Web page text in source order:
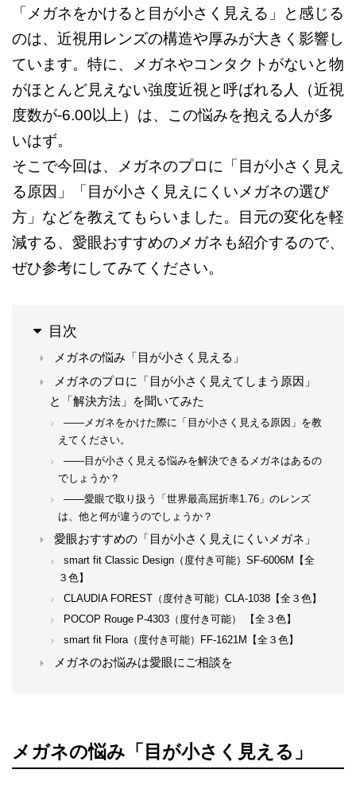
「メガネをかけると目が小さく見える」と感じる
のは、近視用レンズの構造や厚みが大きく影響し
ています。特に、メガネやコンタクトがないと物
がほとんど見えない強度近視と呼ばれる人（近視
度数が-6.00以上）は、この悩みを抱える人が多
いはず。
そこで今回は、メガネのプロに「目が小さく見え
る原因」「目が小さく見えにくいメガネの選び
方」などを教えてもらいました。目元の変化を軽
減する、愛眼おすすめのメガネも紹介するので、
ぜひ参考にしてみてください。
目次
メガネの悩み「目が小さく見える」
メガネのプロに「目が小さく見えてしまう原因」
と「解決方法」を聞いてみた
—―メガネをかけた際に「目が小さく見える原因」を教
えてください。
—―目が小さく見える悩みを解決できるメガネはあるの
でしょうか？
—―愛眼で取り扱う「世界最高屈折率1.76」のレンズ
は、他と何が違うのでしょうか？
愛眼おすすめの「目が小さく見えにくいメガネ」
smart fit Classic Design（度付き可能）SF-6006M【全
３色】
CLAUDIA FOREST（度付き可能）CLA-1038【全３色】
POCOP Rouge P-4303（度付き可能） 【全３色】
smart fit Flora（度付き可能）FF-1621M【全３色】
メガネのお悩みは愛眼にご相談を
メガネの悩み「目が小さく見える」